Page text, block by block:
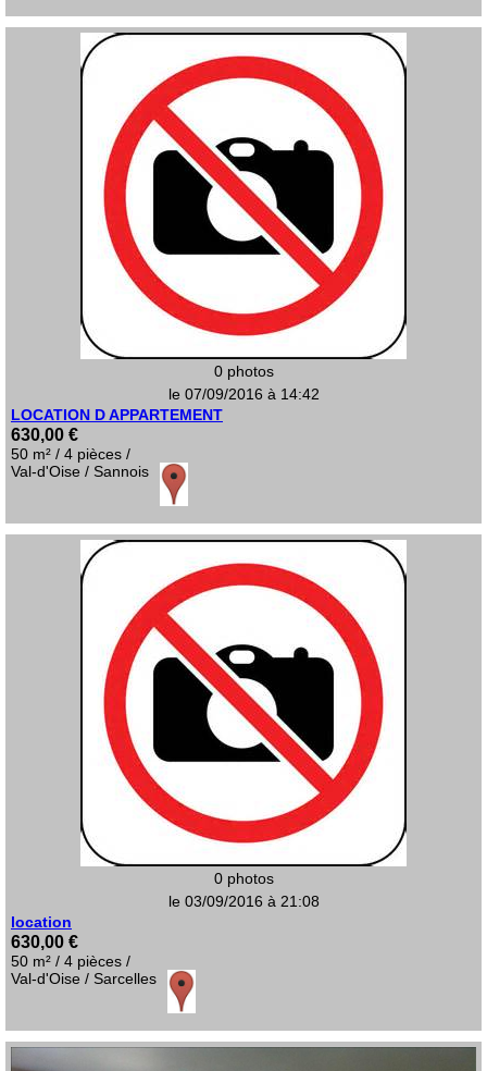
0 photos
le 07/09/2016 à 14:42
LOCATION D APPARTEMENT
630,00 €
50 m² / 4 pièces /
Val-d'Oise / Sannois
0 photos
le 03/09/2016 à 21:08
location
630,00 €
50 m² / 4 pièces /
Val-d'Oise / Sarcelles